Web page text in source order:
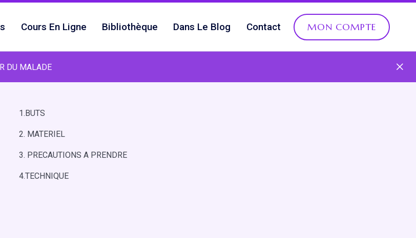
Cours En Ligne Bibliothèque Dans Le Blog Contact MON COMPTE
DU MALADE
1.BUTS
2. MATERIEL
3. PRECAUTIONS A PRENDRE
4.TECHNIQUE